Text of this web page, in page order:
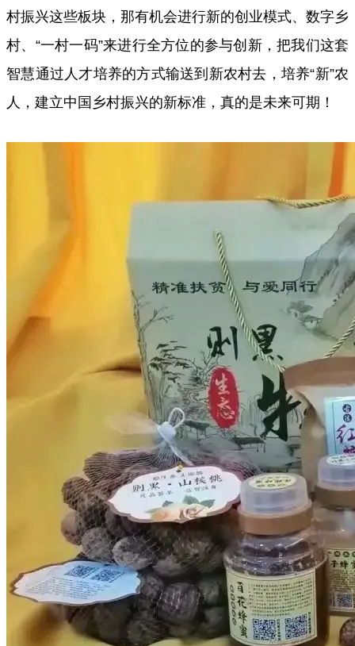
村振兴这些板块，那有机会进行新的创业模式、数字乡
村、“一村一码”来进行全方位的参与创新，把我们这套
智慧通过人才培养的方式输送到新农村去，培养“新”农
人，建立中国乡村振兴的新标准，真的是未来可期！